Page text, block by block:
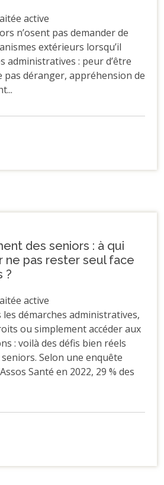
active
n’osent pas demander de
extérieurs lorsqu’il
administratives : peur d’être
pas déranger, appréhension de
des seniors : à qui
ne pas rester seul face
?
active
démarches administratives,
ou simplement accéder aux
: voilà des défis bien réels
Selon une enquête
Santé en 2022, 29 % des